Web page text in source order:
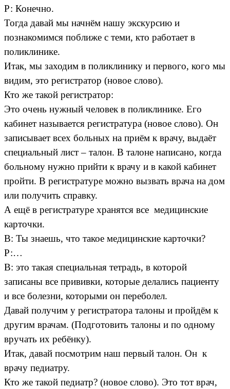
Р: Конечно.
Тогда давай мы начнём нашу экскурсию и
познакомимся поближе с теми, кто работает в
поликлинике.
Итак, мы заходим в поликлинику и первого, кого мы
видим, это регистратор (новое слово).
Кто же такой регистратор:
Это очень нужный человек в поликлинике. Его
кабинет называется регистратура (новое слово). Он
записывает всех больных на приём к врачу, выдаёт
специальный лист – талон. В талоне написано, когда
больному нужно прийти к врачу и в какой кабинет
пройти. В регистратуре можно вызвать врача на дом
или получить справку.
А ещё в регистратуре хранятся все медицинские
карточки.
В: Ты знаешь, что такое медицинские карточки?
Р:…
В: это такая специальная тетрадь, в которой
записаны все прививки, которые делались пациенту
и все болезни, которыми он переболел.
Давай получим у регистратора талоны и пройдём к
другим врачам. (Подготовить талоны и по одному
вручать их ребёнку).
Итак, давай посмотрим наш первый талон. Он к
врачу педиатру.
Кто же такой педиатр? (новое слово). Это тот врач,